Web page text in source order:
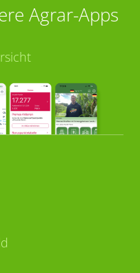
Agrar-Apps